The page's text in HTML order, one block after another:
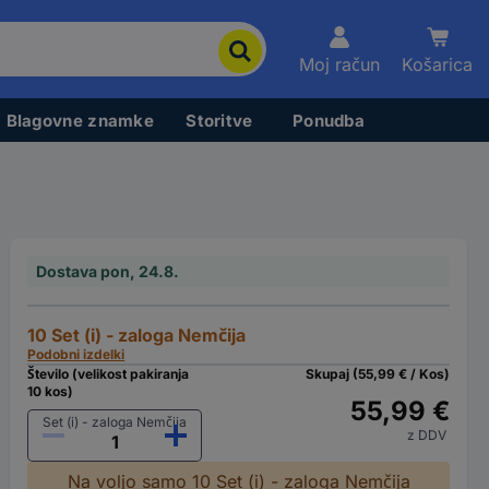
Moj račun Košarica
Blagovne znamke Storitve Ponudba
Dostava pon, 24.8.
10 Set (i) - zaloga Nemčija
Podobni izdelki
Število (velikost pakiranja
10 kos)
Set (i) - zaloga Nemčija
Skupaj (55,99 € / Kos)
55,99 €
z DDV
Na voljo samo 10 Set (i) - zaloga Nemčija